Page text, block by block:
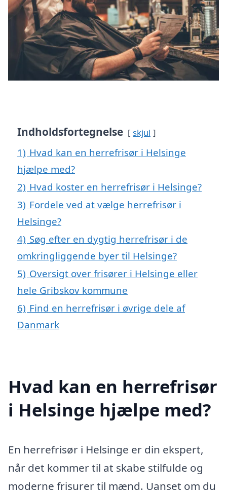
Indholdsfortegnelse skjul
1) Hvad kan en herrefrisør i Helsinge
hjælpe med?
2) Hvad koster en herrefrisør i Helsinge?
3) Fordele ved at vælge herrefrisør i
Helsinge?
4) Søg efter en dygtig herrefrisør i de
omkringliggende byer til Helsinge?
5) Oversigt over frisører i Helsinge eller
hele Gribskov kommune
6) Find en herrefrisør i øvrige dele af
Danmark
Hvad kan en herrefrisør
i Helsinge hjælpe med?
En herrefrisør i Helsinge er din ekspert,
når det kommer til at skabe stilfulde og
moderne frisurer til mænd. Uanset om du